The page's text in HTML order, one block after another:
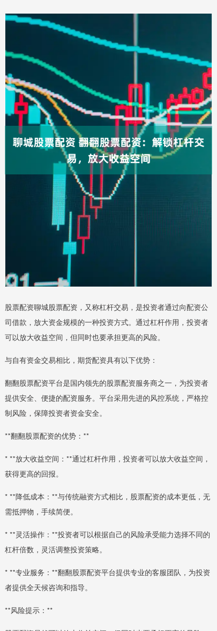
股票配资聊城股票配资，又称杠杆交易，是投资者通过向配资公
司借款，放大资金规模的一种投资方式。通过杠杆作用，投资者
可以放大收益空间，但同时也要承担更高的风险。
与自有资金交易相比，期货配资具有以下优势：
翻翻股票配资平台是国内领先的股票配资服务商之一，为投资者
提供安全、便捷的配资服务。平台采用先进的风控系统，严格控
制风险，保障投资者资金安全。
**翻翻股票配资的优势：**
* **放大收益空间：**通过杠杆作用，投资者可以放大收益空间，
获得更高的回报。
* **降低成本：**与传统融资方式相比，股票配资的成本更低，无
需抵押物，手续简便。
* **灵活操作：**投资者可以根据自己的风险承受能力选择不同的
杠杆倍数，灵活调整投资策略。
* **专业服务：**翻翻股票配资平台提供专业的客服团队，为投资
者提供全天候咨询和指导。
**风险提示：**